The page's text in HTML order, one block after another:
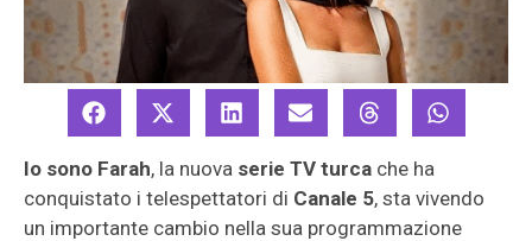
Io sono Farah, la nuova serie TV turca che ha
conquistato i telespettatori di Canale 5, sta vivendo
un importante cambio nella sua programmazione